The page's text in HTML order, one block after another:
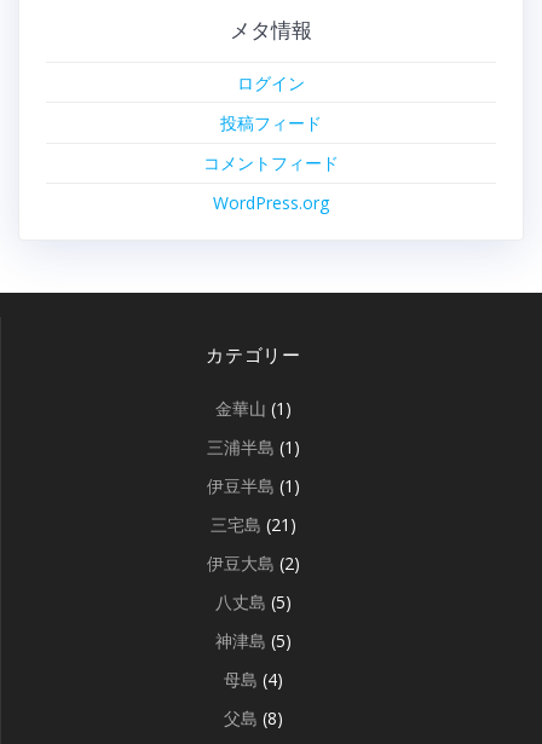
メタ情報
ログイン
投稿フィード
コメントフィード
WordPress.org
カテゴリー
金華山 (1)
三浦半島 (1)
伊豆半島 (1)
三宅島 (21)
伊豆大島 (2)
八丈島 (5)
神津島 (5)
母島 (4)
父島 (8)